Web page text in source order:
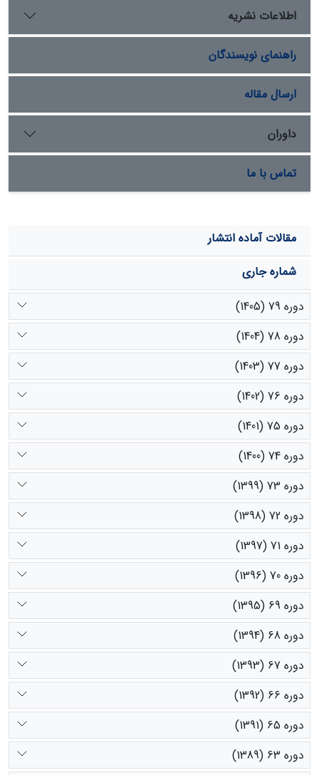
نتایج به‌دست‌آمده از آنالیز واریانس و آزمون توکی‏ با استفاده
از نرم‌افزار Minitab نشان داد که، با کاهش تراکم گیاهان
خزه‏ای، تولید رسوب و، به دنبال آن، فرسایش ویژه نیز
افزایش می‏یابد و بین چهار تراکم خزه و دو شدت آب در سطح
95% تفاوت معنی‏دار وجود دارد، اما در خصوص میزان
نفوذپذیری بین تیمارهای مختلف اختلاف معنی‌‏داری مشاهده
نشد.
اطلاعات نشریه
راهنمای نویسندگان
ارسال مقاله
داوران
تماس با ما
مقالات آماده انتشار
شماره جاری
دوره 79 (1405)
دوره 78 (1404)
دوره 77 (1403)
دوره 76 (1402)
دوره 75 (1401)
دوره 74 (1400)
دوره 73 (1399)
دوره 72 (1398)
دوره 71 (1397)
دوره 70 (1396)
دوره 69 (1395)
دوره 68 (1394)
دوره 67 (1393)
دوره 66 (1392)
دوره 65 (1391)
دوره 63 (1389)